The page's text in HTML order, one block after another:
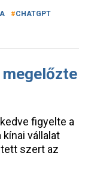
CHATGPT
megelőzte
figyelte a
kínai vállalat
szert az